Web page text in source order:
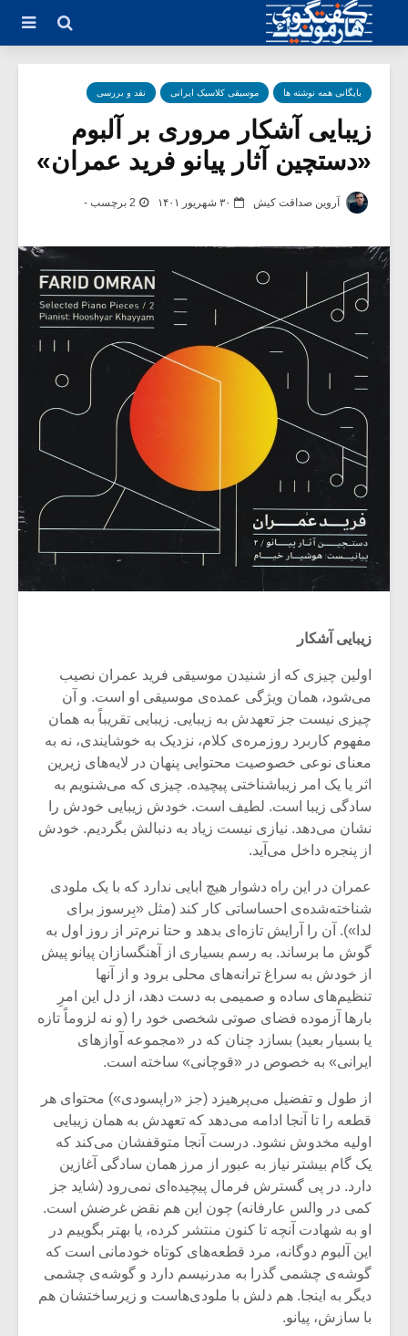
بایگانی همه نوشته ها موسیقی کلاسیک ایرانی نقد و بررسی
زیبایی آشکار مروری بر آلبوم
«دستچین آثار پیانو فرید عمران»
آروین صداقت کیش ۳۰ شهریور ۱۴۰۱ 2 برچسب -
زیبایی آشکار
اولین چیزی که از شنیدن موسیقی فرید عمران نصیب
می‌شود، همان ویژگی عمده‌ی موسیقی او است. و آن
چیزی نیست جز تعهدش به زیبایی. زیبایی تقریباً به همان
مفهوم کاربرد روزمره‌ی کلام، نزدیک به خوشایندی، نه به
معنای نوعی خصوصیت محتوایی پنهان در لایه‌های زیرین
اثر یا یک امر زیباشناختی پیچیده. چیزی که می‌شنویم به
سادگی زیبا است. لطیف است. خودش زیبایی خودش را
نشان می‌دهد. نیازی نیست زیاد به دنبالش بگردیم. خودش
از پنجره داخل می‌آید.
عمران در این راه دشوار هیچ ابایی ندارد که با یک ملودی
شناخته‌شده‌ی احساساتی کار کند (مثل «بِرسوز برای
لدا»). آن را آرایش تازه‌ای بدهد و حتا نرم‌تر از روز اول به
گوش ما برساند. به رسم بسیاری از آهنگسازان پیانو پیش
از خودش به سراغ ترانه‌های محلی برود و از آنها
تنظیم‌های ساده و صمیمی به دست دهد، از دل این امرِ
بارها آزموده فضای صوتی شخصی خود را (و نه لزوماً تازه
یا بسیار بعید) بسازد چنان که در «مجموعه آوازهای
ایرانی» به خصوص در «قوچانی» ساخته است.
از طول و تفضیل می‌پرهیزد (جز «راپسودی») محتوای هر
قطعه را تا آنجا ادامه می‌دهد که تعهدش به همان زیبایی
اولیه مخدوش نشود. درست آنجا متوقفشان می‌کند که
یک گام بیشتر نیاز به عبور از مرز همان سادگی آغازین
دارد. در پی گسترش فرمال پیچیده‌ای نمی‌رود (شاید جز
کمی در والس عارفانه) چون این هم نقض غرضش است.
او به شهادت آنچه تا کنون منتشر کرده، یا بهتر بگوییم در
این آلبوم دوگانه، مرد قطعه‌های کوتاه خودمانی است که
گوشه‌ی چشمی گذرا به مدرنیسم دارد و گوشه‌ی چشمی
دیگر به اینجا. هم دلش با ملودی‌هاست و زیرساختشان هم
با سازش، پیانو.
میکلوش روژا
یادداشتی بر موسیقی
متن فیلم «متری
شیش و نیم»
اگر نمی توانی
مشهورترین باشی،
موریس ژار
دوره
موسیقی
موسیقی
برگزار
سکانسی
موسیقی